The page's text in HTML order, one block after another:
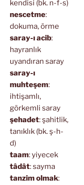
kendisi (bk. n-f-s)
nescetme:
dokuma, örme
saray-ı acib:
hayranlık
uyandıran saray
saray-ı
muhteşem:
ihtişamlı,
görkemli saray
şehadet: şahitlik,
tanıklık (bk. ş-h-
d)
taam: yiyecek
tâdât: sayma
tanzim olmak: